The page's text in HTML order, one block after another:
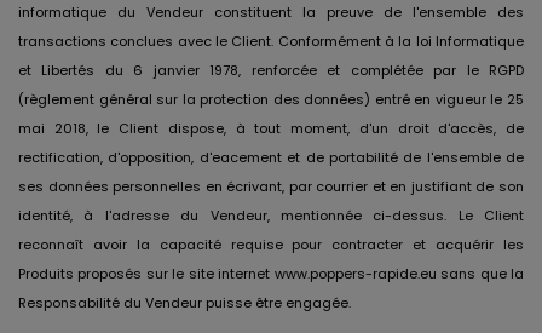
informatique du Vendeur constituent la preuve de l'ensemble des
transactions conclues avec le Client. Conformément à la loi Informatique
et Libertés du 6 janvier 1978, renforcée et complétée par le RGPD
(règlement général sur la protection des données) entré en vigueur le 25
mai 2018, le Client dispose, à tout moment, d'un droit d'accès, de
rectification, d'opposition, d'eacement et de portabilité de l'ensemble de
ses données personnelles en écrivant, par courrier et en justifiant de son
identité, à l'adresse du Vendeur, mentionnée ci-dessus. Le Client
reconnaît avoir la capacité requise pour contracter et acquérir les
Produits proposés sur le site internet www.poppers-rapide.eu sans que la
Responsabilité du Vendeur puisse être engagée.